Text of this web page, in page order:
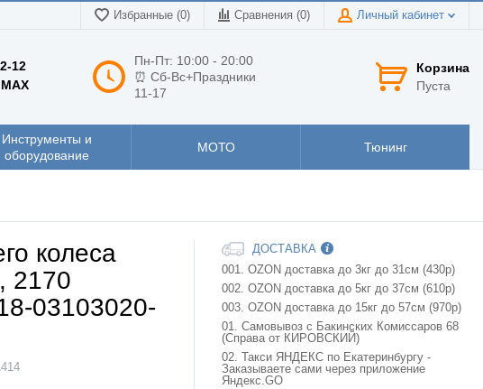
Избранные (0) Сравнения (0) Личный кабинет
12
Пн-Пт: 10:00 - 20:00
⏰ Сб-Вс+Праздники
11-17
Корзина
Пуста
Инструменты и
оборудование
МОТО Тюнинг
колеса
2170
03103020-
ДОСТАВКА
001. OZON доставка до 3кг до 31см (430р)
002. OZON доставка до 5кг до 37см (610р)
003. OZON доставка до 15кг до 57см (970р)
01. Самовывоз с Бакинских Комиссаров 68
(Справа от КИРОВСКИЙ)
02. Такси ЯНДЕКС по Екатеринбургу -
Заказываете сами через приложение
Яндекс.GO